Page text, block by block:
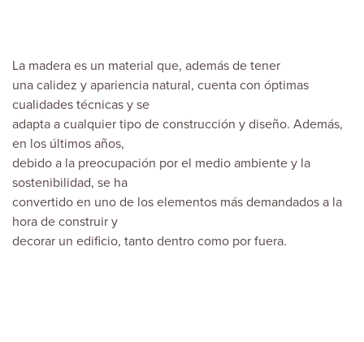
La madera es un material que, además de tener
una calidez y apariencia natural, cuenta con óptimas
cualidades técnicas y se
adapta a cualquier tipo de construcción y diseño. Además,
en los últimos años,
debido a la preocupación por el medio ambiente y la
sostenibilidad, se ha
convertido en uno de los elementos más demandados a la
hora de construir y
decorar un edificio, tanto dentro como por fuera.